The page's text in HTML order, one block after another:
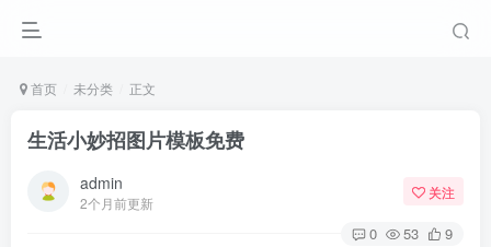
首页 未分类 正文
生活小妙招图片模板免费
admin
2个月前更新
关注
0 53 9